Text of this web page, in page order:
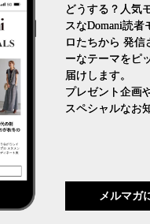
どうする？人気
スなDomani読者
ロたちから 発信
ーなテーマをピ
届けします。
プレゼント企画
スペシャルなお
メルマガ